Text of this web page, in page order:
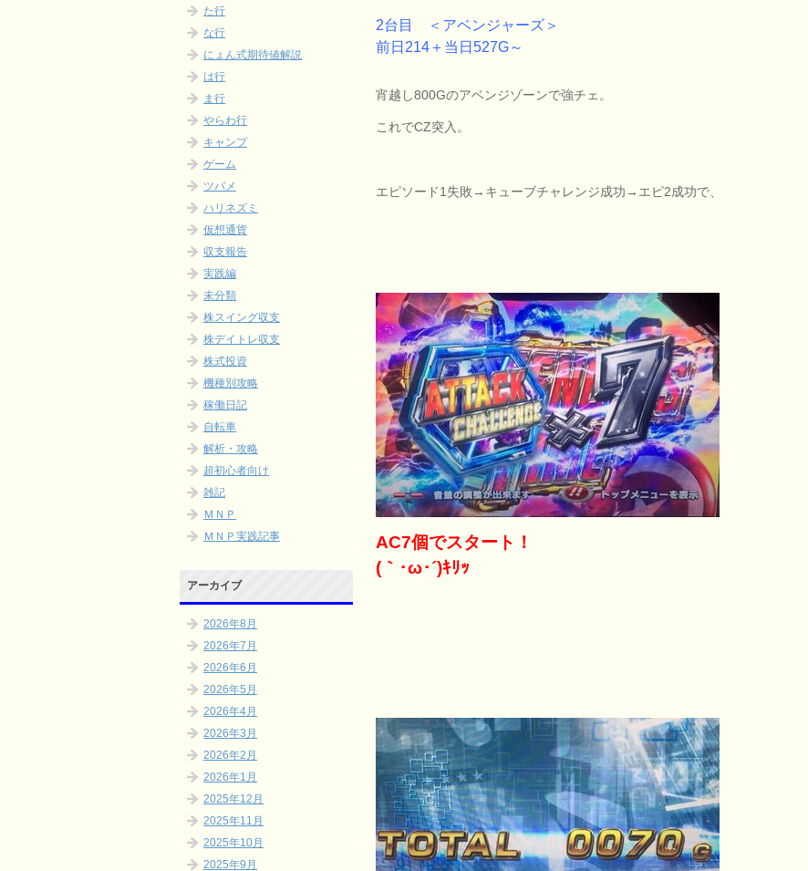
2台目 ＜アベンジャーズ＞
前日214＋当日527G～
宵越し800Gのアベンジゾーンで強チェ。
これでCZ突入。
エピソード1失敗→キューブチャレンジ成功→エピ2成功で、
AC7個でスタート！
(｀･ω･´)ｷﾘｯ
た行
な行
にょん式期待値解説
は行
ま行
やらわ行
キャンプ
ゲーム
ツバメ
ハリネズミ
仮想通貨
収支報告
実践編
未分類
株スイング収支
株デイトレ収支
株式投資
機種別攻略
稼働日記
自転車
解析・攻略
超初心者向け
雑記
ＭＮＰ
ＭＮＰ実践記事
アーカイブ
2026年8月
2026年7月
2026年6月
2026年5月
2026年4月
2026年3月
2026年2月
2026年1月
2025年12月
2025年11月
2025年10月
2025年9月